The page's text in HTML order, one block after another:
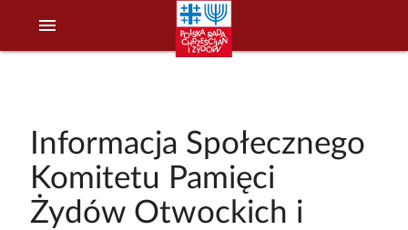
menu
Informacja Społecznego
Komitetu Pamięci
Żydów Otwockich i